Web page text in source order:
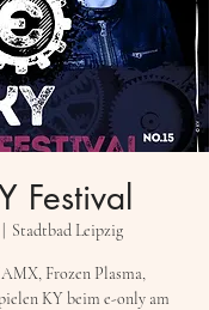
Festival
Stadtbad Leipzig
Frozen Plasma,
KY beim e-only am